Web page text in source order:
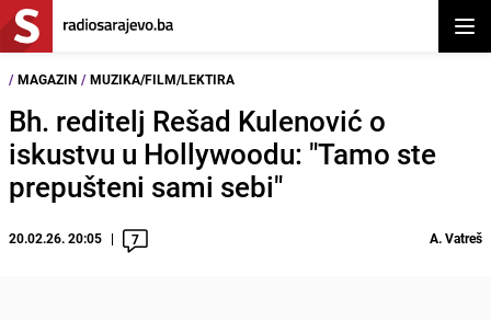
/ MAGAZIN / MUZIKA/FILM/LEKTIRA
Bh. reditelj Rešad Kulenović o
iskustvu u Hollywoodu: "Tamo ste
prepušteni sami sebi"
20.02.26. 20:05 7 A. Vatreš